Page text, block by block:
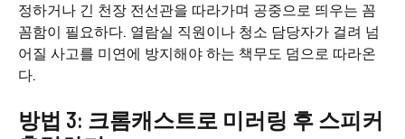
정하거나 긴 천장 전선관을 따라가며 공중으로 띄우는 꼼
꼼함이 필요하다. 열람실 직원이나 청소 담당자가 걸려 넘
어질 사고를 미연에 방지해야 하는 책무도 덤으로 따라온
다.
방법 3: 크롬캐스트로 미러링 후 스피커